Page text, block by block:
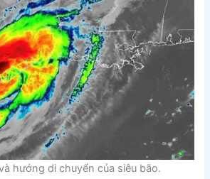
hướng di chuyển của siêu bão.